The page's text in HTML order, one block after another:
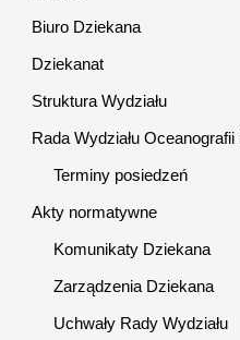
Biuro Dziekana
Dziekanat
Struktura Wydziału
Rada Wydziału
Terminy posiedzeń
Akty normatywne
Komunikaty Dziekana
Zarządzenia Dziekana
Uchwały Rady Wydziału